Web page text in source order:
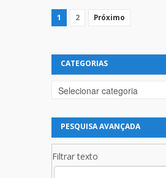
1 2 Próximo
CATEGORIAS
Categorias
PESQUISA AVANÇADA
Filtrar texto